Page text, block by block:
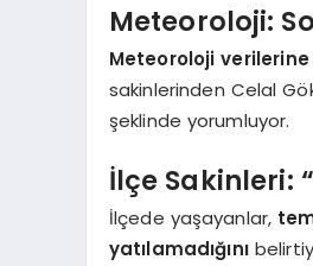
Meteoroloji:
Meteoroloji
sakinlerinden Celal
şeklinde yorumluyor.
İlçe Sakinleri:
İlçede yaşayanlar,
yatılamadığını